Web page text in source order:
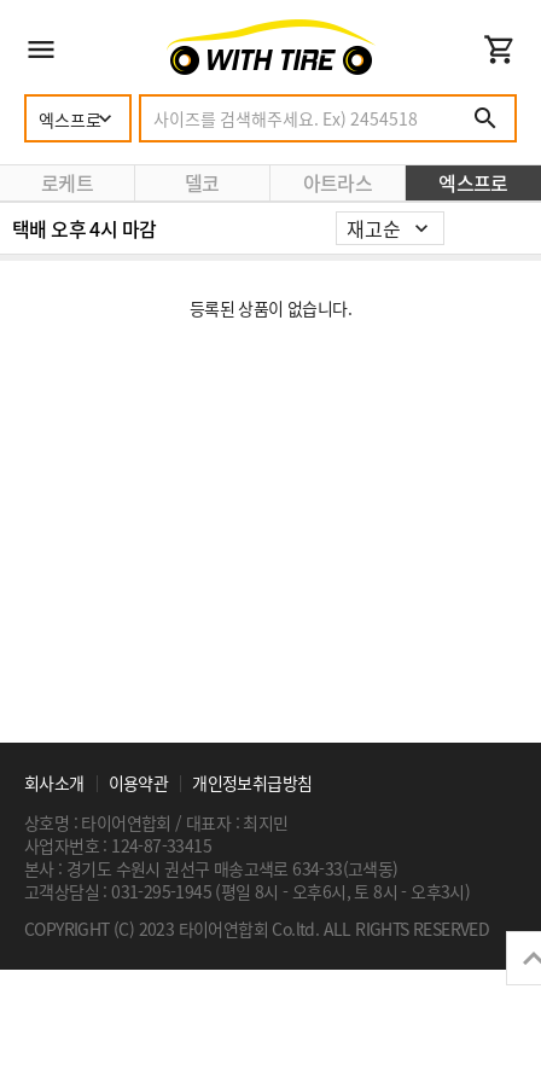
로케트 델코 아트라스
엑스프로
택배 오후 4시 마감
등록된 상품이 없습니다.
회사소개 이용약관
개인정보취급방침
상호명 : 타이어연합회 / 대표자 : 최지민
사업자번호 : 124-87-33415
본사 : 경기도 수원시 권선구 매송고색로 634-33(고색동)
고객상담실 : 031-295-1945 (평일 8시 - 오후6시, 토 8시 - 오후3시)
COPYRIGHT (C) 2023 타이어연합회 Co.ltd. ALL RIGHTS RESERVED